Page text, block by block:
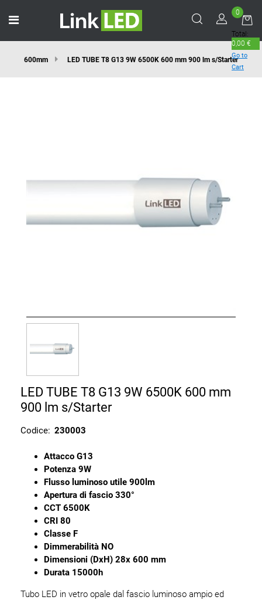
0
Total:
0,00 €
Go to
Cart
600mm LED TUBE T8 G13 9W 6500K 600 mm 900 lm s/Starter
LED TUBE T8 G13 9W 6500K 600 mm
900 lm s/Starter
Codice: 230003
Attacco G13
Potenza 9W
Flusso luminoso utile 900lm
Apertura di fascio 330°
CCT 6500K
CRI 80
Classe F
Dimmerabilità NO
Dimensioni (DxH) 28x 600 mm
Durata 15000h
Tubo LED in vetro opale dal fascio luminoso ampio ed